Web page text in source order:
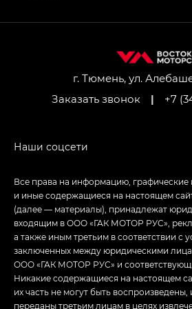
Джи Ти — GT, Джи Икс — GX,
Джи Икс ПРЕМИУМ — GX
LOUNGE
Empow — Эмпау (Empow) в
г. Тюмень, ул.
Заказать звонок
| +7
Все права на информацию, графические
и иные содержащиеся на настоящем
(далее — материалы), принадлежат
входящим в ООО «ГАК МОТОР РУС»,
а также иным третьим в соответствии с
заключенных между юридическими
ООО «ГАК МОТОР РУС» и
Никакие содержащиеся на настоящем
их часть не могут быть
переданы третьим лицам в целях